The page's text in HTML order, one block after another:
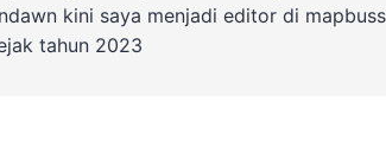
kini saya menjadi editor di
tahun 2023